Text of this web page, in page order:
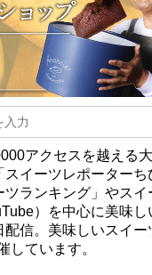
アクセスを越える
スイーツレポーター
ツランキング」やスイ
）を中心に美味
配信。美味しいスイ
しています。